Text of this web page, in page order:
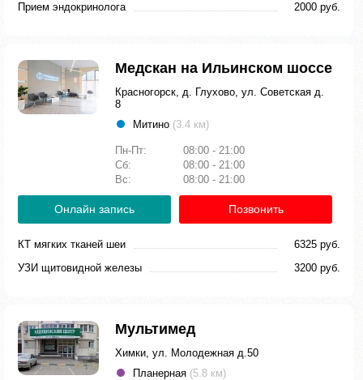
Прием эндокринолога 2000 руб.
Медскан на Ильинском шоссе
Красногорск, д. Глухово, ул. Советская д.
8
Митино (3.4 км)
Пн-Пт:
08:00 - 21:00
Сб:
08:00 - 21:00
Вс:
08:00 - 21:00
Онлайн запись Позвонить
КТ мягких тканей шеи
6325 руб.
УЗИ щитовидной железы
3200 руб.
Мультимед
Химки, ул. Молодежная д.50
Планерная (5.8 км)